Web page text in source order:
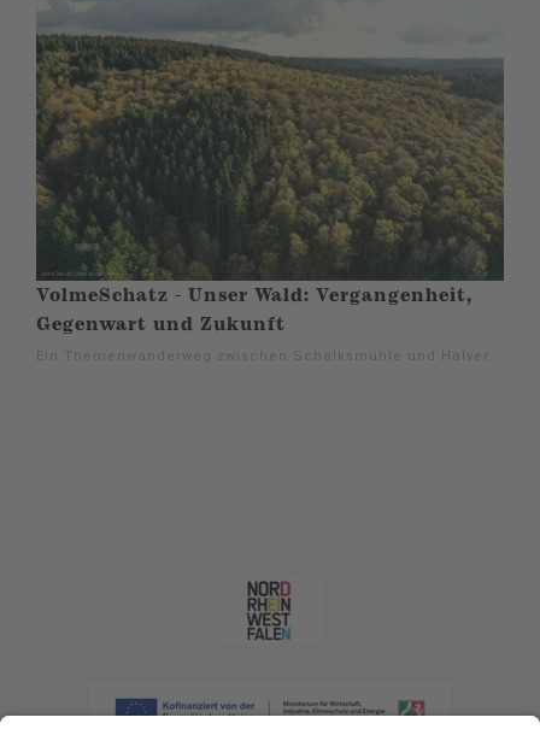
VolmeSchatz - Unser Wald: Vergangenheit,
Gegenwart und Zukunft
Ein Themenwanderweg zwischen Schalksmühle und Halver.